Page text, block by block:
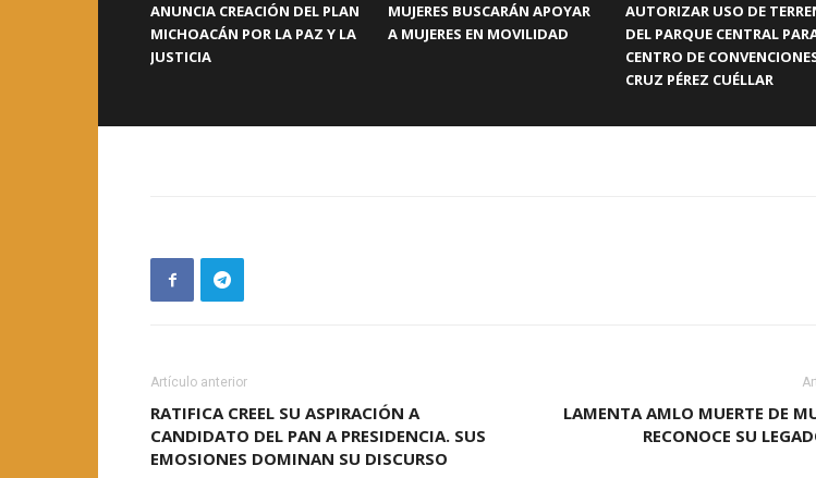
ANUNCIA CREACIÓN DEL PLAN
MICHOACÁN POR LA PAZ Y LA
JUSTICIA
MUJERES BUSCARÁN APOYAR
A MUJERES EN MOVILIDAD
AUTORIZAR USO DE
DEL PARQUE CENTRAL
CENTRO DE
CRUZ PÉREZ CUÉLLAR
Artículo anterior
RATIFICA CREEL SU ASPIRACIÓN A
CANDIDATO DEL PAN A PRESIDENCIA. SUS
EMOSIONES DOMINAN SU DISCURSO
LAMENTA AMLO MUERTE DE
RECONOCE SU